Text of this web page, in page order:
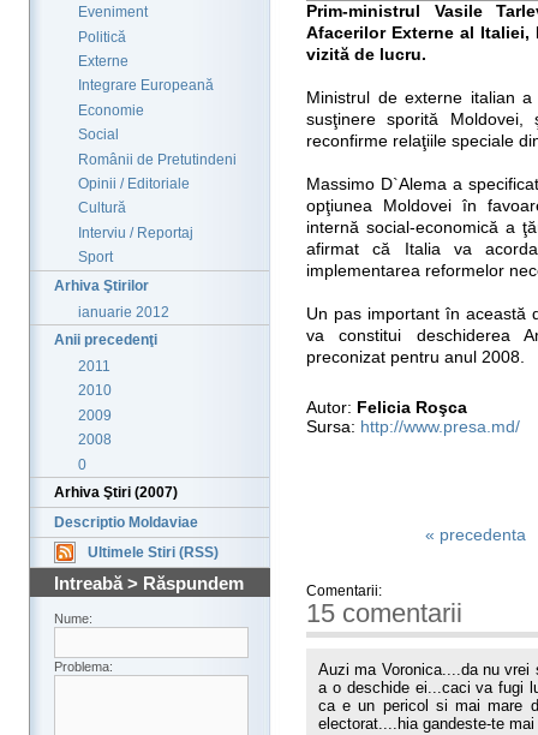
Eveniment
Politică
Externe
Integrare Europeană
Economie
Social
Românii de Pretutindeni
Opinii / Editoriale
Cultură
Interviu / Reportaj
Sport
Arhiva Ştirilor
ianuarie 2012
Anii precedenţi
2011
2010
2009
2008
0
Arhiva Ştiri (2007)
Descriptio Moldaviae
Ultimele Stiri (RSS)
Intreabă > Răspundem
Nume:
Problema:
Prim-ministrul Vasile
Afacerilor Externe al Italiei,
vizită de lucru.
Ministrul de externe italian
susţinere sporită
reconfirme relaţiile speciale
Massimo D`Alema a
opţiunea Moldovei în
internă social-economică a
afirmat că Italia va
implementarea reformelor
Un pas important în această
va constitui deschiderea
preconizat pentru anul 2008.
Autor: Felicia Roşca
Sursa: http://www.presa.md/
« precedenta
Comentarii:
15 comentarii
Auzi ma Voronica....da nu
a o deschide ei...caci va fugi
ca e un pericol si mai mare
electorat....hia gandeste-te